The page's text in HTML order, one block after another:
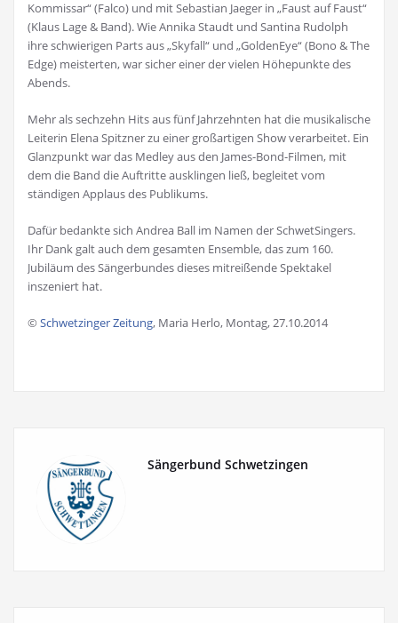
Kommissar“ (Falco) und mit Sebastian Jaeger in „Faust auf Faust“
(Klaus Lage & Band). Wie Annika Staudt und Santina Rudolph
ihre schwierigen Parts aus „Skyfall“ und „GoldenEye“ (Bono & The
Edge) meisterten, war sicher einer der vielen Höhepunkte des
Abends.
Mehr als sechzehn Hits aus fünf Jahrzehnten hat die musikalische
Leiterin Elena Spitzner zu einer großartigen Show verarbeitet. Ein
Glanzpunkt war das Medley aus den James-Bond-Filmen, mit
dem die Band die Auftritte ausklingen ließ, begleitet vom
ständigen Applaus des Publikums.
Dafür bedankte sich Andrea Ball im Namen der SchwetSingers.
Ihr Dank galt auch dem gesamten Ensemble, das zum 160.
Jubiläum des Sängerbundes dieses mitreißende Spektakel
inszeniert hat.
©Schwetzinger Zeitung, Maria Herlo, Montag, 27.10.2014
Sängerbund Schwetzingen